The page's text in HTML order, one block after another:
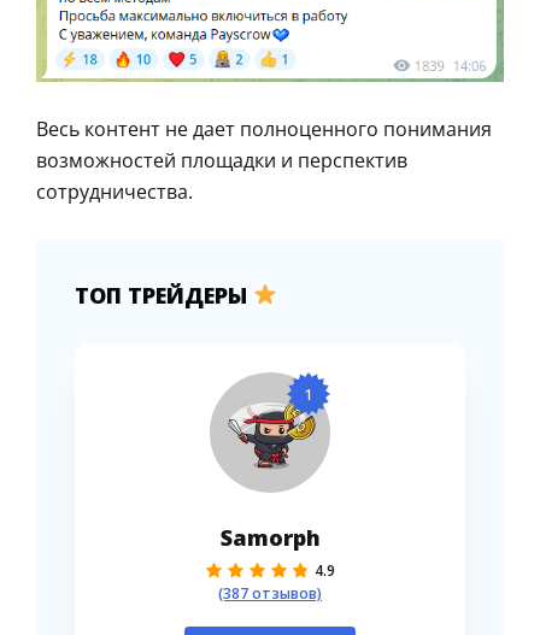
Весь контент не дает полноценного понимания
возможностей площадки и перспектив
сотрудничества.
ТОП ТРЕЙДЕРЫ
1
Samorph
4.9
(387 отзывов)